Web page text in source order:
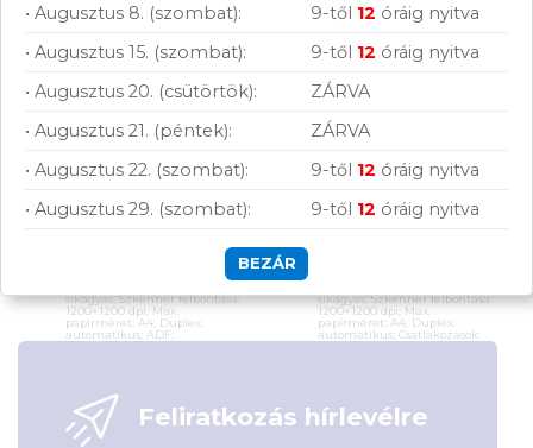
KOSÁRBA
L3560CDW színes
LED nyomtató
(printer/szkenner)
síkágyas; Szkenner felbontása:
1200×1200 dpi; Max.
papírméret: A4; Duplex:
automatikus; ADF;
Cikkszám:
Kategória:
Többfunkciós
Gyártó:
KOSÁRBA
L2600D
lézernyomtató
(printer/szkenner)
síkágyas; Szkenner felbontása:
1200×1200 dpi; Max.
papírméret: A4; Duplex:
automatikus; Csatlakozások:
Kategória:
Többfunkciós
Gyártó:Brother
Feliratkozás hírlevélre
• Augusztus 8. (szombat): 9-től 12 óráig nyitva
• Augusztus 15. (szombat):
9-től 12 óráig nyitva
• Augusztus 20. (csütörtök):
ZÁRVA
• Augusztus 21. (péntek):
ZÁRVA
• Augusztus 22. (szombat):
9-től 12 óráig nyitva
• Augusztus 29. (szombat):
9-től 12 óráig nyitva
BEZÁR